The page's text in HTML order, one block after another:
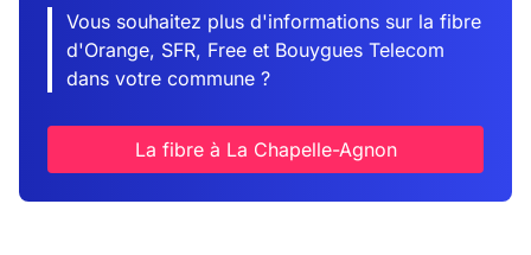
Vous souhaitez plus d'informations sur la fibre
d'Orange, SFR, Free et Bouygues Telecom
dans votre commune ?
La fibre à La Chapelle-Agnon